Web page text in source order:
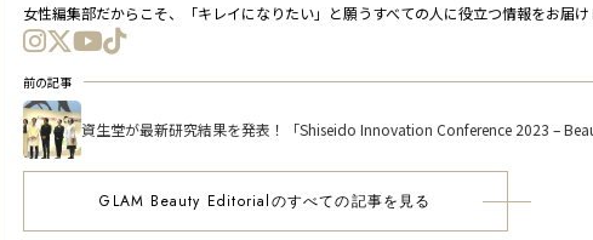
女性編集部だからこそ、「キレイになりたい」と願うすべての人に役立つ情報をお届け
前の記事
資生堂が最新研究結果を発表！「Shiseido Innovation Conference 2023 –
GLAM Beauty Editorialのすべての記事を見る